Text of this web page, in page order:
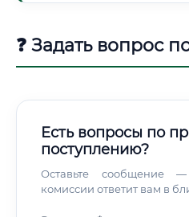
❓ Задать вопрос
Есть вопросы по
поступлению?
Оставьте сообщение
комиссии ответит вам в